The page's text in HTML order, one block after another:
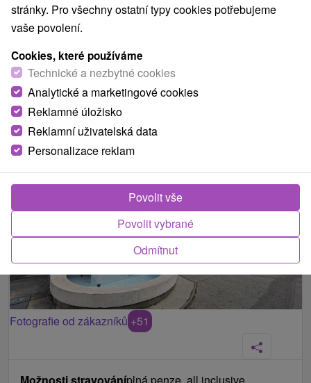
Fotografie od zákazníků +51
stránky. Pro všechny ostatní typy cookies potřebujeme
vaše povolení.
Cookies, které používáme
Technické a nezbytné cookies
Analytické a marketingové cookies
Reklamné úložisko
Reklamní uživatelská data
Personalizace reklam
Odmítnut
Povolit vybrané
Povolit vše